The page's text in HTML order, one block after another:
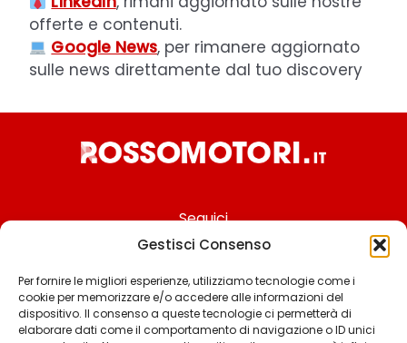
Gestisci Consenso
Per fornire le migliori esperienze, utilizziamo tecnologie come i
cookie per memorizzare e/o accedere alle informazioni del
dispositivo. Il consenso a queste tecnologie ci permetterà di
elaborare dati come il comportamento di navigazione o ID unici
offerte e contenuti.
Google News, per rimanere aggiornato
sulle news direttamente dal tuo discovery
Seguici
Chi siamo